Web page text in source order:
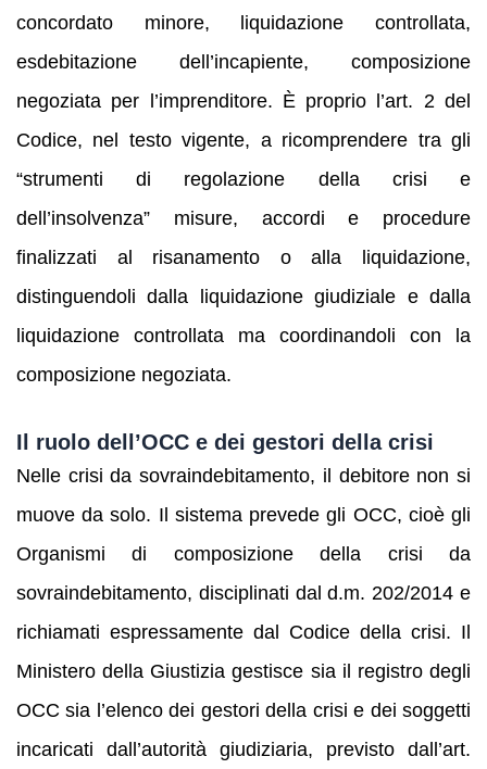
concordato minore, liquidazione controllata,
esdebitazione dell’incapiente, composizione
negoziata per l’imprenditore. È proprio l’art. 2 del
Codice, nel testo vigente, a ricomprendere tra gli
“strumenti di regolazione della crisi e
dell’insolvenza” misure, accordi e procedure
finalizzati al risanamento o alla liquidazione,
distinguendoli dalla liquidazione giudiziale e dalla
liquidazione controllata ma coordinandoli con la
composizione negoziata.
Il ruolo dell’OCC e dei gestori della crisi
Nelle crisi da sovraindebitamento, il debitore non si
muove da solo. Il sistema prevede gli OCC, cioè gli
Organismi di composizione della crisi da
sovraindebitamento, disciplinati dal d.m. 202/2014 e
richiamati espressamente dal Codice della crisi. Il
Ministero della Giustizia gestisce sia il registro degli
OCC sia l’elenco dei gestori della crisi e dei soggetti
incaricati dall’autorità giudiziaria, previsto dall’art.